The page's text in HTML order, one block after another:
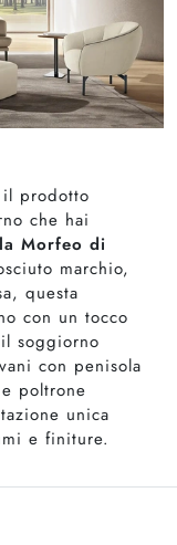
prodotto
che hai
Morfeo di
marchio,
questa
con un tocco
soggiorno
con penisola
poltrone
unica
e finiture.